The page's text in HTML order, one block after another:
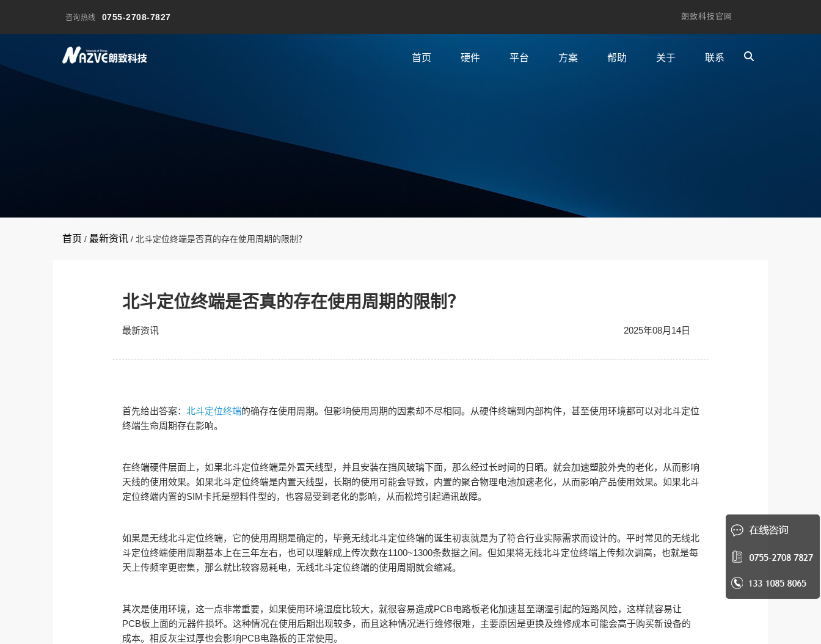
咨询热线 0755-2708-7827 朗致科技官网
首页 硬件 平台 方案 帮助 关于 联系
首页 / 最新资讯 / 北斗定位终端是否真的存在使用周期的限制？
北斗定位终端是否真的存在使用周期的限制？
最新资讯 2025年08月14日
首先给出答案： 北斗定位终端的确存在使用周期。但影响使用周期的因素却不尽相同。从硬件终端到内部构件，甚至使用环境都可以对北斗定位
终端生命周期存在影响。
在终端硬件层面上，如果北斗定位终端是外置天线型，并且安装在挡风玻璃下面，那么经过长时间的日晒。就会加速塑胶外壳的老化，从而影响
天线的使用效果。如果北斗定位终端是内置天线型，长期的使用可能会导致，内置的聚合物理电池加速老化，从而影响产品使用效果。如果北斗
定位终端内置的SIM卡托是塑料件型的，也容易受到老化的影响，从而松垮引起通讯故障。
如果是无线北斗定位终端，它的使用周期是确定的，毕竟无线北斗定位终端的诞生初衷就是为了符合行业实际需求而设计的。平时常见的无线北
斗定位终端使用周期基本上在三年左右，也可以理解成上传次数在1100~1300条数据之间。但如果将无线北斗定位终端上传频次调高，也就是每
天上传频率更密集，那么就比较容易耗电，无线北斗定位终端的使用周期就会缩减。
其次是使用环境，这一点非常重要，如果使用环境湿度比较大，就很容易造成PCB电路板老化加速甚至潮湿引起的短路风险，这样就容易让
PCB板上面的元器件损坏。这种情况在使用后期出现较多，而且这种情况进行维修很难，主要原因是更换及维修成本可能会高于购买新设备的
成本。相反灰尘过厚也会影响PCB电路板的正常使用。